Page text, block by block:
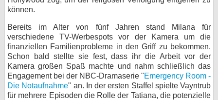
können.
Bereits im Alter von fünf Jahren stand Milana für
verschiedene TV-Werbespots vor der Kamera um die
finanziellen Familienprobleme in den Griff zu bekommen.
Schon bald stellte sie fest, dass ihr die Arbeit vor der
Kamera großen Spaß machte und nahm schließlich das
Engagement bei der NBC-Dramaserie "Emergency Room -
Die Notaufnahme" an. In der ersten Staffel spielte Vayntrub
für mehrere Episoden die Rolle der Tatiana, die potenzielle
Forum
bei X
bei Facebook